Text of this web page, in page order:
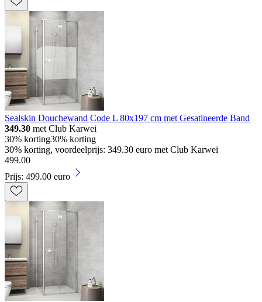
Sealskin Douchewand Code L 80x197 cm met Gesatineerde Band
349.30 met Club Karwei
30% korting30% korting
30% korting, voordeelprijs: 349.30 euro met Club Karwei
499.00
Prijs: 499.00 euro